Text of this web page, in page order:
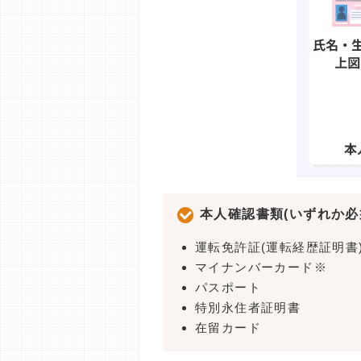
本人確認書類(いずれか
運転免許証(運転経歴証明
マイナンバーカード※
パスポート
特別永住者証明書
在留カード